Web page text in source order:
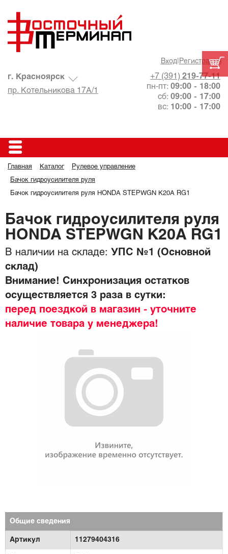
Вход| Регистрация
+7 (391) 219-77-11
пн-пт: 09:00 - 18:00
сб: 09:00 - 17:00
вс: 10:00 - 17:00
г. Красноярск
пр. Котельникова 17А/1
Главная Каталог Рулевое управление
Бачок гидроусилителя руля
Бачок гидроусилителя руля HONDA STEPWGN K20A RG1
Бачок гидроусилителя руля
HONDA STEPWGN K20A RG1
В наличии на складе: УПС №1 (Основной
склад)
Внимание! Синхронизация остатков
осуществляется 3 раза в сутки:
перед поездкой в магазин - уточните
наличие товара у менеджера!
Общие сведения
Артикул 11279404316